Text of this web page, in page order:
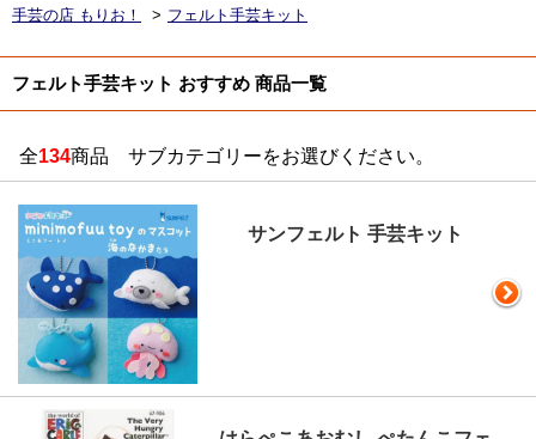
手芸の店 もりお！ > フェルト手芸キット
フェルト手芸キット おすすめ 商品一覧
全134商品 サブカテゴリーをお選びください。
サンフェルト 手芸キット